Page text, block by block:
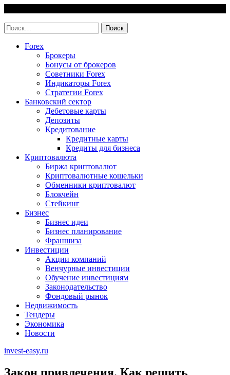
content
Найти:
Forex
Брокеры
Бонусы от брокеров
Советники Forex
Индикаторы Forex
Стратегии Forex
Банковский сектор
Дебетовые карты
Депозиты
Кредитование
Кредитные карты
Кредиты для бизнеса
Криптовалюта
Биржа криптовалют
Криптовалютные кошельки
Обменники криптовалют
Блокчейн
Стейкинг
Бизнес
Бизнес идеи
Бизнес планирование
Франшиза
Инвестиции
Акции компаний
Венчурные инвестиции
Обучение инвестициям
Законодательство
Фондовый рынок
Недвижимость
Тендеры
Экономика
Новости
invest-easy.ru